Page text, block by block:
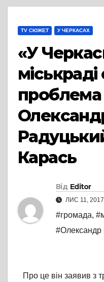
TV СЮЖЕТ У ЧЕРКАСАХ
«У
проблема
Карась
Від Editor
ЛИС 11, 2017
#громада,
#Олександр
Про це він заявив з